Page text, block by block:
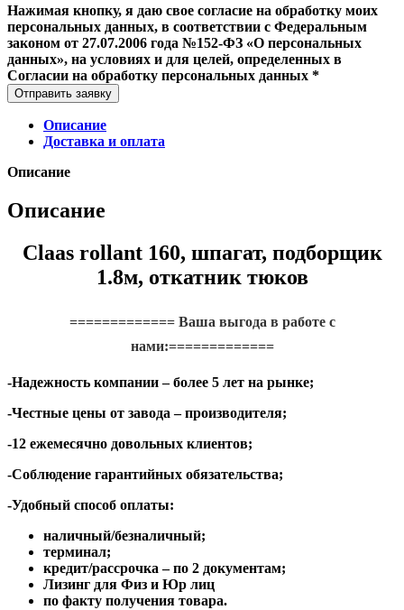
Нажимая кнопку, я даю свое согласие на обработку моих
персональных данных, в соответствии с Федеральным
законом от 27.07.2006 года №152-ФЗ «О персональных
данных», на условиях и для целей, определенных в
Согласии на обработку персональных данных *
Отправить заявку
Описание
Доставка и оплата
Описание
Описание
Claas rollant 160, шпагат, подборщик
1.8м, откатник тюков
============= Ваша выгода в работе с
нами:=============
-Надежность компании – более 5 лет на рынке;
-Честные цены от завода – производителя;
-12 ежемесячно довольных клиентов;
-Соблюдение гарантийных обязательства;
-Удобный способ оплаты:
наличный/безналичный;
терминал;
кредит/рассрочка – по 2 документам;
Лизинг для Физ и Юр лиц
по факту получения товара.